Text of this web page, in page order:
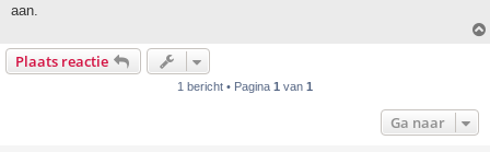
aan.
Plaats reactie
1 bericht • Pagina 1 van 1
Ga naar